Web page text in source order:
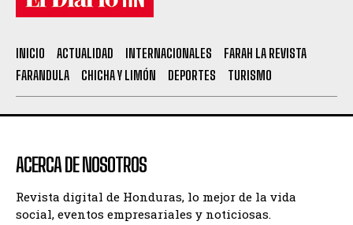
INICIO ACTUALIDAD INTERNACIONALES
FARAH LA REVISTA
FARANDULA
CHICHA Y LIMÓN DEPORTES TURISMO
ACERCA DE NOSOTROS
Revista digital de Honduras, lo mejor de la vida
social, eventos empresariales y noticiosas.